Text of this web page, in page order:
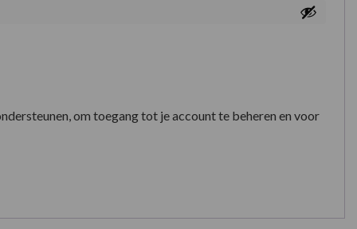
om toegang tot je account te beheren en voor